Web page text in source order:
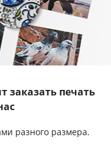
заказать печать
разного размера.